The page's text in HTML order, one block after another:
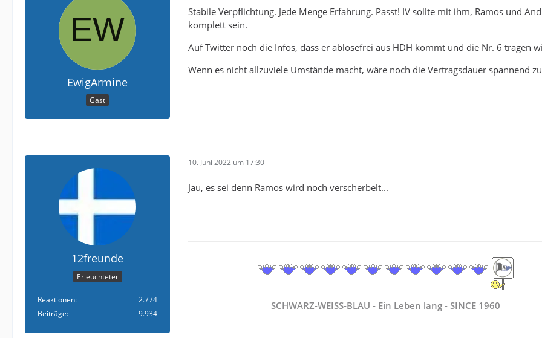
EwigArmine
Gast
Stabile Verpflichtung. Jede Menge Erfahrung. Passt! IV sollte mit ihm, Ramos und
komplett sein.
Auf Twitter noch die Infos, dass er ablösefrei aus HDH kommt und die Nr. 6 tragen
Wenn es nicht allzuviele Umstände macht, wäre noch die Vertragsdauer spannend
12freunde
Erleuchteter
Reaktionen
2.774
Beiträge
9.934
10. Juni 2022 um 17:30
Jau, es sei denn Ramos wird noch verscherbelt...
SCHWARZ-WEISS-BLAU - Ein Leben lang - SINCE 1960